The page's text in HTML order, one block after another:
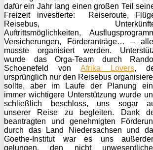
dafür ein Jahr lang einen großen Teil
Freizeit investierte: Reiseroute,
Reisebus,
Auftrittsmöglichkeiten,
Versicherungen, Förderanträge… –
musste organisiert werden.
wurde das Orga-Team durch
Schoenefeld vonAfrika Lovers,
ursprünglich nur den Reisebus
sollte, aber im Laufe der Planung
immer wichtigere Unterstützung wurde
schließlich beschloss, uns sogar
unserer Reise zu begleiten. Dank
beantragten und genehmigten
durch das Land Niedersachsen und
Goethe-Institut war es uns
gelungen, den nicht